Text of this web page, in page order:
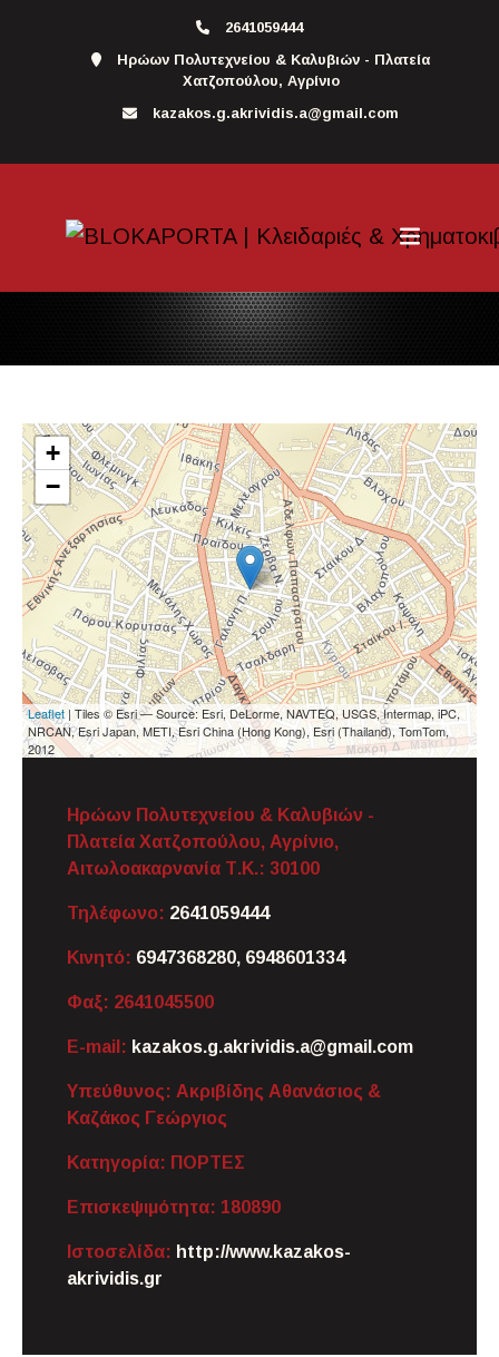
2641059444
Ηρώων Πολυτεχνείου & Καλυβιών - Πλατεία
Χατζοπούλου, Αγρίνιο
kazakos.g.akrividis.a@gmail.com
+
−
Leaflet | Tiles © Esri — Source: Esri, DeLorme, NAVTEQ, USGS, Intermap, iPC,
NRCAN, Esri Japan, METI, Esri China (Hong Kong), Esri (Thailand), TomTom,
2012
Ηρώων Πολυτεχνείου & Καλυβιών -
Πλατεία Χατζοπούλου, Αγρίνιο,
Αιτωλοακαρνανία Τ.Κ.: 30100
Τηλέφωνο: 2641059444
Κινητό: 6947368280, 6948601334
Φαξ: 2641045500
E-mail: kazakos.g.akrividis.a@gmail.com
Υπεύθυνος: Ακριβίδης Αθανάσιος &
Καζάκος Γεώργιος
Κατηγορία: ΠΟΡΤΕΣ
Επισκεψιμότητα: 180890
Ιστοσελίδα: http://www.kazakos-
akrividis.gr